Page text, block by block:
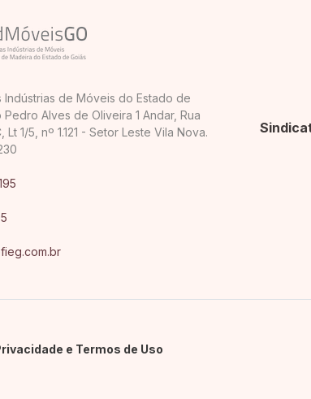
Indústrias de Móveis do Estado de
Pedro Alves de Oliveira 1 Andar, Rua
Lt 1/5, nº 1.121 - Setor Leste Vila Nova.
e Termos de Uso